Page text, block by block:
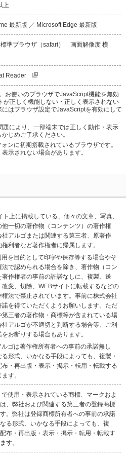
上
最新版 ／ Microsoft Edge 最新版
準ブラウザ（safari） 画面解像度 横
Reader
お使いのブラウザでJavaScript機能を無効
が正しく機能しない・正しく表示されない
はブラウザ設定でJavaScriptを有効にして
により、一部端末では正しく動作・表示
じめご了承ください。
ンに初期搭載されているブラウザです。
示されない場合があります。
ト上に掲載している、個々の文章、写真、
他一切の著作物（コンテンツ）の著作権
社アルゴまたは関連する第三者、原著作
利者など著作権者に帰属します。
用を目的として印字や保存等する場合やそ
法で認められる場合を除き、著作物（コン
著作権者の事前の許諾なしに、複製、送
改変、切除、WEBサイトに転載するなどの
権法で禁止されています。事前に株式会社
諾を得ていただくようお願いします。ただ
第三者の著作物・商標等が含まれている場
社アルゴが不適切と判断する場合等、ご利
お断りする場合もあります。
ルゴは著作権所有者への事前の承諾無し
る形式、いかなる手段によっても、複製・
布・再出版・表示・掲示・転用・転載する
す。
使用・表示されている商標、マークおよ
、弊社および関連する第三者の登録商標
。弊社は登録商標所有者への事前の承諾
る形式、いかなる手段によっても、複
布・再出版・表示・掲示・転用・転載す
す。